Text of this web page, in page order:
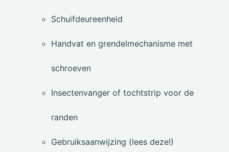
Schuifdeureenheid
Handvat en grendelmechanisme met
schroeven
Insectenvanger of tochtstrip voor de
randen
Gebruiksaanwijzing (lees deze!)